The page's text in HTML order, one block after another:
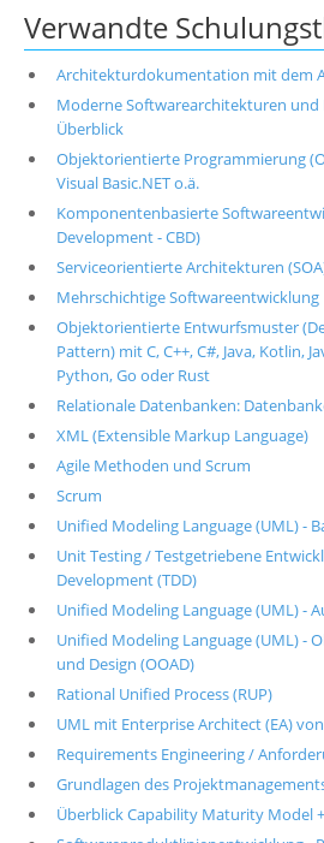
Verwandte
Architekturdokumentation mit dem
Moderne Softwarearchitekturen
Überblick
Objektorientierte Programmierung
Visual Basic.NET o.ä.
Komponentenbasierte
Development - CBD)
Serviceorientierte Architekturen
Mehrschichtige Softwareentwicklung
Objektorientierte Entwurfsmuster
Pattern) mit C, C++, C#, Java, Kotlin,
Python, Go oder Rust
Relationale Datenbanken:
XML (Extensible Markup Language)
Agile Methoden und Scrum
Scrum
Unified Modeling Language (UML) -
Unit Testing / Testgetriebene
Development (TDD)
Unified Modeling Language (UML) -
Unified Modeling Language (UML) -
und Design (OOAD)
Rational Unified Process (RUP)
UML mit Enterprise Architect (EA)
Requirements Engineering /
Grundlagen des
Überblick Capability Maturity Model